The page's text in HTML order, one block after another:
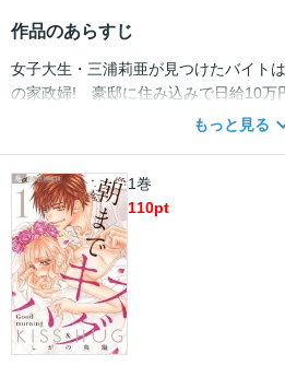
作品のあらすじ
女子大生・三浦莉亜が見つけたバイト
の家政婦! 豪邸に住み込みで日給10万
ど、社長は毎晩違う女の人とHしまく
もっと見る
1巻
110pt